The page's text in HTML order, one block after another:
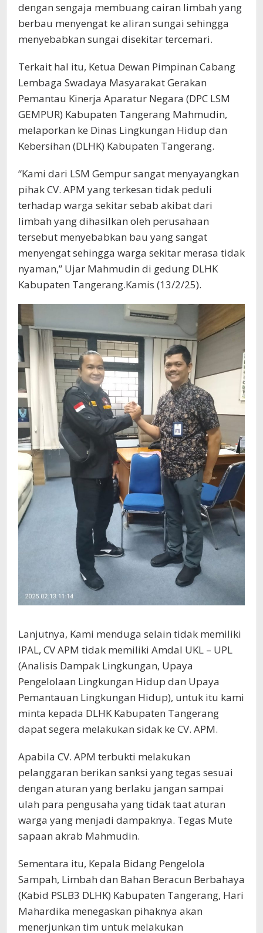
dengan sengaja membuang cairan limbah yang
berbau menyengat ke aliran sungai sehingga
menyebabkan sungai disekitar tercemari.
Terkait hal itu, Ketua Dewan Pimpinan Cabang
Lembaga Swadaya Masyarakat Gerakan
Pemantau Kinerja Aparatur Negara (DPC LSM
GEMPUR) Kabupaten Tangerang Mahmudin,
melaporkan ke Dinas Lingkungan Hidup dan
Kebersihan (DLHK) Kabupaten Tangerang.
“Kami dari LSM Gempur sangat menyayangkan
pihak CV. APM yang terkesan tidak peduli
terhadap warga sekitar sebab akibat dari
limbah yang dihasilkan oleh perusahaan
tersebut menyebabkan bau yang sangat
menyengat sehingga warga sekitar merasa tidak
nyaman,” Ujar Mahmudin di gedung DLHK
Kabupaten Tangerang.Kamis (13/2/25).
Lanjutnya, Kami menduga selain tidak memiliki
IPAL, CV APM tidak memiliki Amdal UKL – UPL
(Analisis Dampak Lingkungan, Upaya
Pengelolaan Lingkungan Hidup dan Upaya
Pemantauan Lingkungan Hidup), untuk itu kami
minta kepada DLHK Kabupaten Tangerang
dapat segera melakukan sidak ke CV. APM.
Apabila CV. APM terbukti melakukan
pelanggaran berikan sanksi yang tegas sesuai
dengan aturan yang berlaku jangan sampai
ulah para pengusaha yang tidak taat aturan
warga yang menjadi dampaknya. Tegas Mute
sapaan akrab Mahmudin.
Sementara itu, Kepala Bidang Pengelola
Sampah, Limbah dan Bahan Beracun Berbahaya
(Kabid PSLB3 DLHK) Kabupaten Tangerang, Hari
Mahardika menegaskan pihaknya akan
menerjunkan tim untuk melakukan